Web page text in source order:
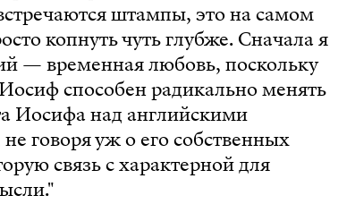
штампы, это на самом
копнуть чуть глубже. Сначала я
— временная любовь, поскольку
способен радикально менять
Иосифа над английскими
говоря уж о его собственных
связь с характерной для